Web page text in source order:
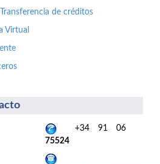
de créditos
Virtual
+34 91 06
75524